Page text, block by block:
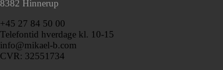
8382 Hinnerup
+45 27 84 50 00
Telefontid hverdage kl. 10-15
info@mikael-b.com
CVR: 32551734